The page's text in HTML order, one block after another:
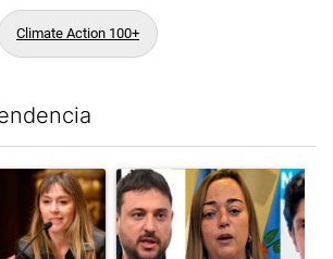
Climate Action 100+
con el título "Di Tullio impugnó a
Un artículo de tendencia con